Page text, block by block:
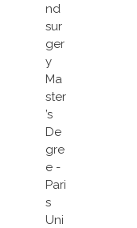
nd
sur
ger
y
Ma
ster
’s
De
gre
e -
Pari
s
Uni